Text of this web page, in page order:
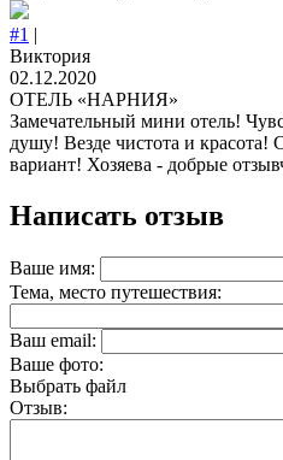
#1 |
Виктория
02.12.2020
ОТЕЛЬ «НАРНИЯ»
Замечательный мини отель!
душу! Везде чистота и красота!
вариант! Хозяева - добрые
Написать отзыв
Ваше имя:
Тема, место путешествия:
Ваш email:
Ваше фото:
Выбрать файл
Отзыв: